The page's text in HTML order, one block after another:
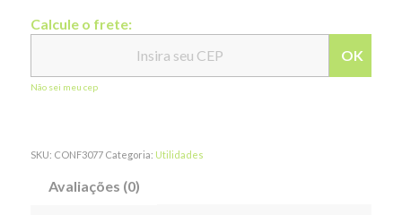
Calcule o frete:
OK
Não sei meu cep
SKU: CONF3077 Categoria: Utilidades
Avaliações (0)